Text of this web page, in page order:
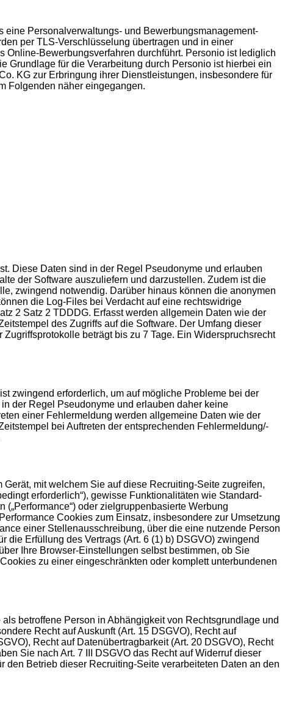
Personalverwaltungs- und Bewerbungsmanagement-
per TLS-Verschlüsselung übertragen und in einer
Online-Bewerbungsverfahren durchführt. Personio ist lediglich
Grundlage für die Verarbeitung durch Personio ist hierbei ein
KG zur Erbringung ihrer Dienstleistungen, insbesondere für
Folgenden näher eingegangen.
Diese Daten sind in der Regel Pseudonyme und erlauben
der Software auszuliefern und darzustellen. Zudem ist die
zwingend notwendig. Darüber hinaus können die anonymen
die Log-Files bei Verdacht auf eine rechtswidrige
2 Satz 2 TDDDG. Erfasst werden allgemein Daten wie der
des Zugriffs auf die Software. Der Umfang dieser
beträgt bis zu 7 Tage. Ein Widerspruchsrecht
zwingend erforderlich, um auf mögliche Probleme bei der
der Regel Pseudonyme und erlauben daher keine
einer Fehlermeldung werden allgemeine Daten wie der
bei Auftreten der entsprechenden Fehlermeldung/-
mit welchem Sie auf diese Recruiting-Seite zugreifen,
erforderlich“), gewisse Funktionalitäten wie Standard-
oder zielgruppenbasierte Werbung
Cookies zum Einsatz, insbesondere zur Umsetzung
einer Stellenausschreibung, über die eine nutzende Person
Erfüllung des Vertrags (Art. 6 (1) b) DSGVO) zwingend
Ihre Browser-Einstellungen selbst bestimmen, ob Sie
zu einer eingeschränkten oder komplett unterbundenen
betroffene Person in Abhängigkeit von Rechtsgrundlage und
Recht auf Auskunft (Art. 15 DSGVO), Recht auf
Recht auf Datenübertragbarkeit (Art. 20 DSGVO), Recht
Sie nach Art. 7 III DSGVO das Recht auf Widerruf dieser
Betrieb dieser Recruiting-Seite verarbeiteten Daten an den